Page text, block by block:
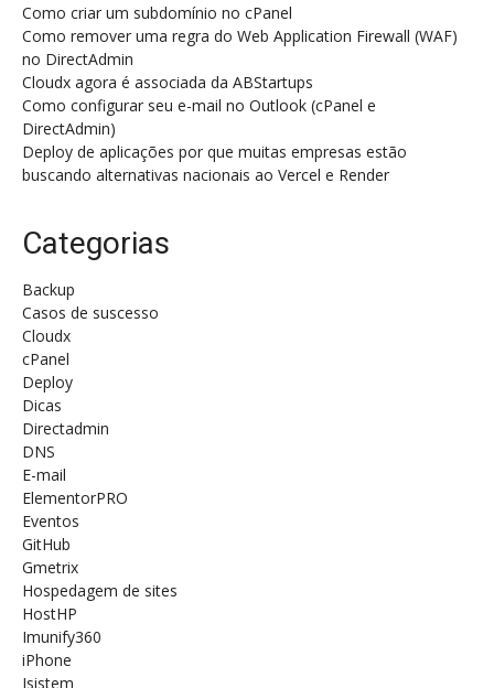
Como criar um subdomínio no cPanel
Como remover uma regra do Web Application Firewall (WAF)
no DirectAdmin
Cloudx agora é associada da ABStartups
Como configurar seu e-mail no Outlook (cPanel e
DirectAdmin)
Deploy de aplicações por que muitas empresas estão
buscando alternativas nacionais ao Vercel e Render
Categorias
Backup
Casos de suscesso
Cloudx
cPanel
Deploy
Dicas
Directadmin
DNS
E-mail
ElementorPRO
Eventos
GitHub
Gmetrix
Hospedagem de sites
HostHP
Imunify360
iPhone
Isistem